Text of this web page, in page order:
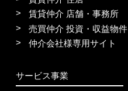
賃貸仲介 店舗・事務所
売買仲介 投資・収益物件
仲介会社様専用サイト
サービス事業